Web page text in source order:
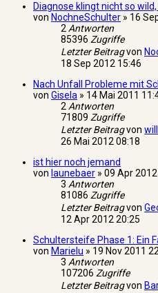
Diagnose klingt nicht so
von NochneSchulter » 16
2Antworten
85396 Zugriffe
Letzter Beitragvon
18 Sep 2012 15:46
Nach Unfall Probleme mit
von Gisela » 14 Mai 2011
2Antworten
71809 Zugriffe
Letzter Beitragvon
26 Mai 2012 08:18
ist hier noch jemand
von launebaer » 09 Apr
3 Antworten
81086 Zugriffe
Letzter Beitragvon
12 Apr 2012 20:25
Schultersteife Phase 1: Ein
von Marielu » 19 Nov 2011
3 Antworten
107206 Zugriffe
Letzter Beitragvon